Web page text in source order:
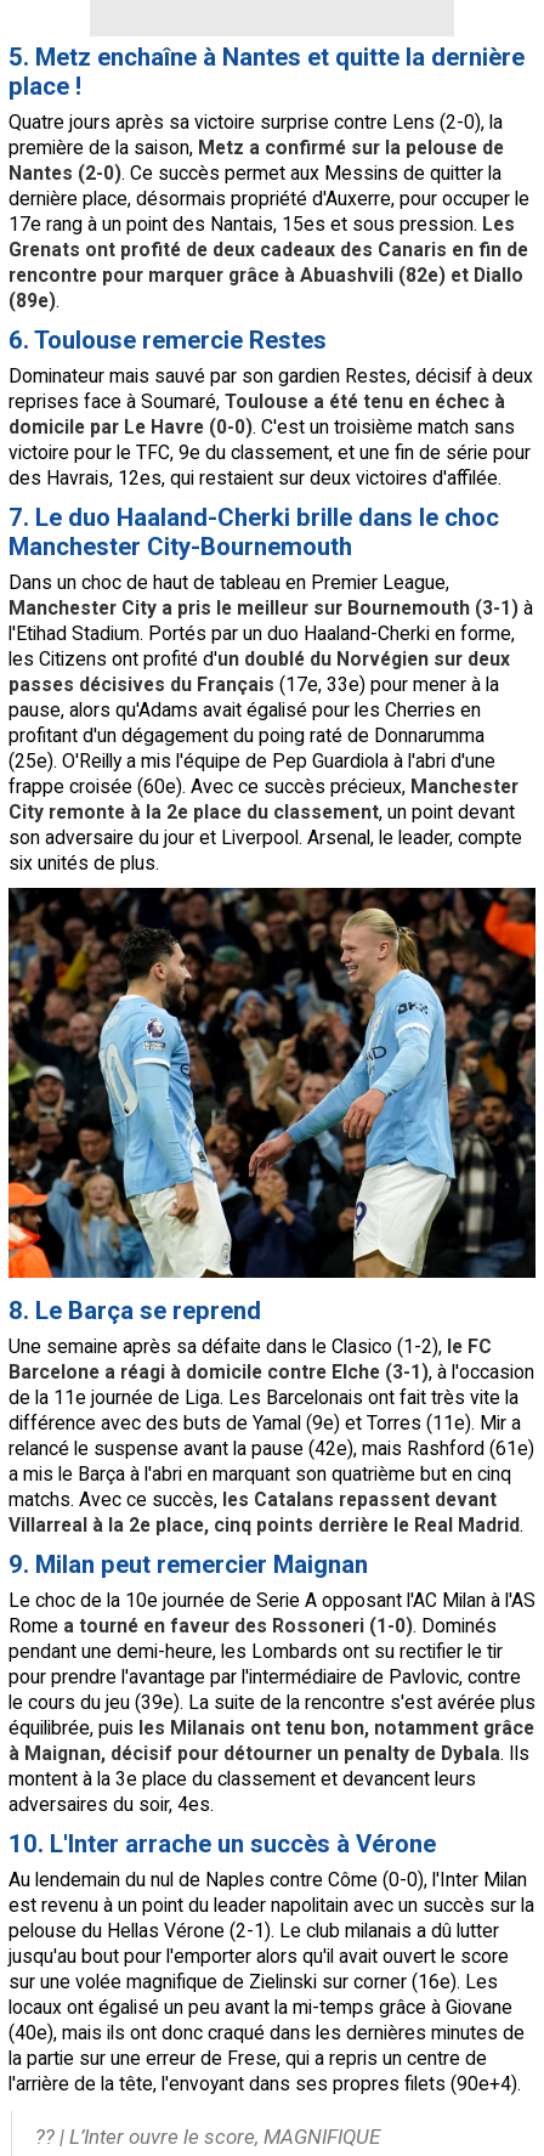
5. Metz enchaîne à Nantes et quitte la dernière
place !
Quatre jours après sa victoire surprise contre Lens (2-0), la
première de la saison, Metz a confirmé sur la pelouse de
Nantes (2-0). Ce succès permet aux Messins de quitter la
dernière place, désormais propriété d'Auxerre, pour occuper le
17e rang à un point des Nantais, 15es et sous pression. Les
Grenats ont profité de deux cadeaux des Canaris en fin de
rencontre pour marquer grâce à Abuashvili (82e) et Diallo
(89e).
6. Toulouse remercie Restes
Dominateur mais sauvé par son gardien Restes, décisif à deux
reprises face à Soumaré, Toulouse a été tenu en échec à
domicile par Le Havre (0-0). C'est un troisième match sans
victoire pour le TFC, 9e du classement, et une fin de série pour
des Havrais, 12es, qui restaient sur deux victoires d'affilée.
7. Le duo Haaland-Cherki brille dans le choc
Manchester City-Bournemouth
Dans un choc de haut de tableau en Premier League,
Manchester City a pris le meilleur sur Bournemouth (3-1) à
l'Etihad Stadium. Portés par un duo Haaland-Cherki en forme,
les Citizens ont profité d'un doublé du Norvégien sur deux
passes décisives du Français (17e, 33e) pour mener à la
pause, alors qu'Adams avait égalisé pour les Cherries en
profitant d'un dégagement du poing raté de Donnarumma
(25e). O'Reilly a mis l'équipe de Pep Guardiola à l'abri d'une
frappe croisée (60e). Avec ce succès précieux, Manchester
City remonte à la 2e place du classement, un point devant
son adversaire du jour et Liverpool. Arsenal, le leader, compte
six unités de plus.
8. Le Barça se reprend
Une semaine après sa défaite dans le Clasico (1-2), le FC
Barcelone a réagi à domicile contre Elche (3-1), à l'occasion
de la 11e journée de Liga. Les Barcelonais ont fait très vite la
différence avec des buts de Yamal (9e) et Torres (11e). Mir a
relancé le suspense avant la pause (42e), mais Rashford (61e)
a mis le Barça à l'abri en marquant son quatrième but en cinq
matchs. Avec ce succès, les Catalans repassent devant
Villarreal à la 2e place, cinq points derrière le Real Madrid.
9. Milan peut remercier Maignan
Le choc de la 10e journée de Serie A opposant l'AC Milan à l'AS
Rome a tourné en faveur des Rossoneri (1-0). Dominés
pendant une demi-heure, les Lombards ont su rectifier le tir
pour prendre l'avantage par l'intermédiaire de Pavlovic, contre
le cours du jeu (39e). La suite de la rencontre s'est avérée plus
équilibrée, puis les Milanais ont tenu bon, notamment grâce
à Maignan, décisif pour détourner un penalty de Dybala. Ils
montent à la 3e place du classement et devancent leurs
adversaires du soir, 4es.
10. L'Inter arrache un succès à Vérone
Au lendemain du nul de Naples contre Côme (0-0), l'Inter Milan
est revenu à un point du leader napolitain avec un succès sur la
pelouse du Hellas Vérone (2-1). Le club milanais a dû lutter
jusqu'au bout pour l'emporter alors qu'il avait ouvert le score
sur une volée magnifique de Zielinski sur corner (16e). Les
locaux ont égalisé un peu avant la mi-temps grâce à Giovane
(40e), mais ils ont donc craqué dans les dernières minutes de
la partie sur une erreur de Frese, qui a repris un centre de
l'arrière de la tête, l'envoyant dans ses propres filets (90e+4).
?? | L’Inter ouvre le score, MAGNIFIQUE